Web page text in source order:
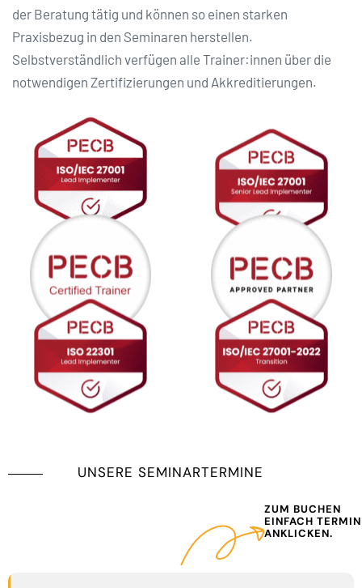
der Beratung tätig und können so einen starken
Praxisbezug in den Seminaren herstellen.
Selbstverständlich verfügen alle Trainer:innen über die
notwendigen Zertifizierungen und Akkreditierungen.
UNSERE SEMINARTERMINE
ZUM BUCHEN
EINFACH TERMIN
ANKLICKEN.